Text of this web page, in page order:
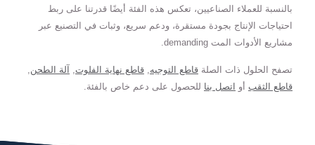
بالنسبة للعملاء الصناعيين، تعكس هذه الفئة أيضًا قدرتنا على ربط
احتياجات الإنتاج بجودة مستقرة، ودعم سريع، وثبات في التصنيع عبر
مشاريع الأدوات المت demanding.
تصفح الحلول ذات الصلة قاطع التوجيه قاطع نهاية الفلوت آلة الطحن
قاطع الثقب أو اتصل بنا للحصول على دعم خاص بالفئة.